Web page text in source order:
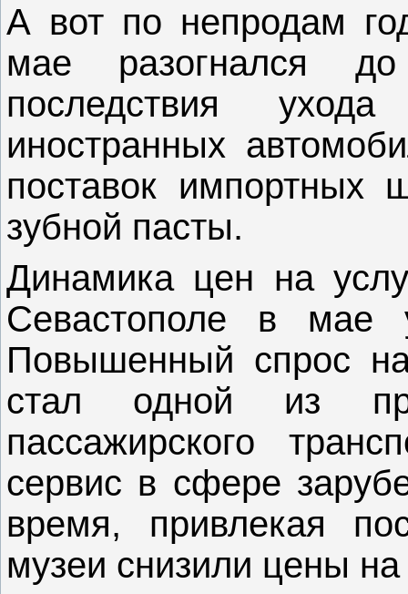
А вот по непродам
мае разогнался
последствия
иностранных
поставок импортных
зубной пасты.
Динамика цен на
Севастополе в мае
Повышенный спрос
стал одной из
пассажирского
сервис в сфере
время, привлекая
музеи снизили цены